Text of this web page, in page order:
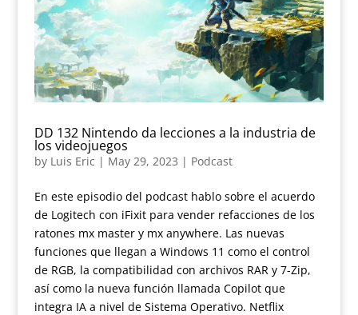
DD 132 Nintendo da lecciones a la industria de
los videojuegos
by Luis Eric | May 29, 2023 | Podcast
En este episodio del podcast hablo sobre el acuerdo
de Logitech con iFixit para vender refacciones de los
ratones mx master y mx anywhere. Las nuevas
funciones que llegan a Windows 11 como el control
de RGB, la compatibilidad con archivos RAR y 7-Zip,
así como la nueva función llamada Copilot que
integra IA a nivel de Sistema Operativo. Netflix